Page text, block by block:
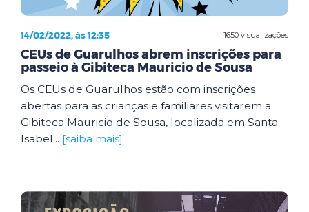
1650 visualizações
14/02/2022, às 12:35
CEUs de Guarulhos abrem inscrições para
passeio à Gibiteca Mauricio de Sousa
Os CEUs de Guarulhos estão com inscrições
abertas para as crianças e familiares visitarem a
Gibiteca Mauricio de Sousa, localizada em Santa
Isabel... [saiba mais]